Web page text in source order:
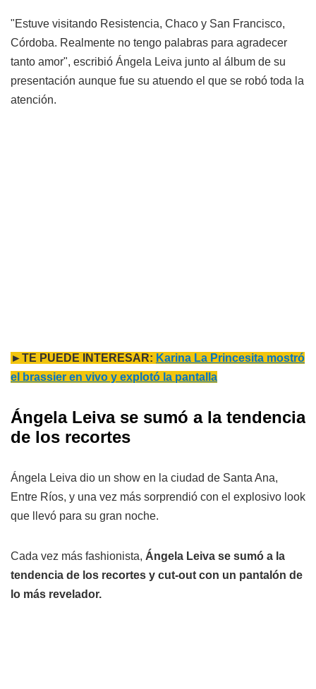
"Estuve visitando Resistencia, Chaco y San Francisco,
Córdoba. Realmente no tengo palabras para agradecer
tanto amor", escribió Ángela Leiva junto al álbum de su
presentación aunque fue su atuendo el que se robó toda la
atención.
►TE PUEDE INTERESAR: Karina La Princesita mostró
el brassier en vivo y explotó la pantalla
Ángela Leiva se sumó a la tendencia
de los recortes
Ángela Leiva dio un show en la ciudad de Santa Ana,
Entre Ríos, y una vez más sorprendió con el explosivo look
que llevó para su gran noche.
Cada vez más fashionista, Ángela Leiva se sumó a la
tendencia de los recortes y cut-out con un pantalón de
lo más revelador.